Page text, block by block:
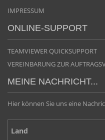
IMPRESSUM
ONLINE-SUPPORT
TEAMVIEWER QUICKSUPPORT
VEREINBARUNG ZUR
MEINE NACHRICHT...
Hier können Sie uns eine